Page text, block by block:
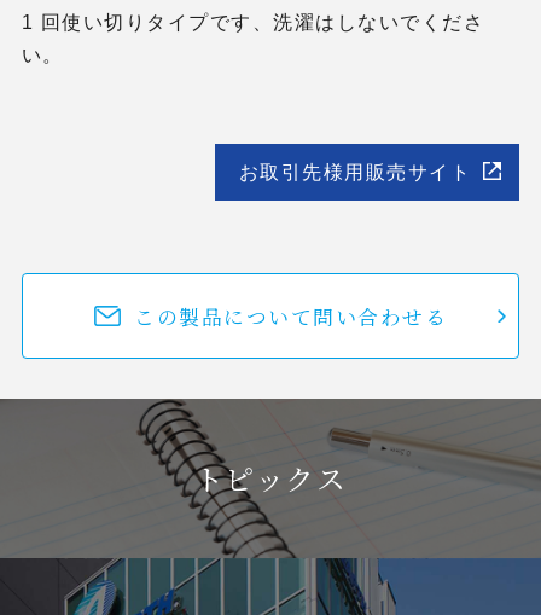
1 回使い切りタイプです、洗濯はしないでくださ
い。
お取引先様用販売サイト
この製品について問い合わせる
トピックス